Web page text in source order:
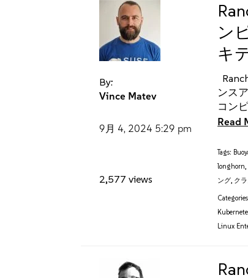
By:
Vince Matev
9月 4, 2024 5:29 pm
2,577 views
ン
キ
ンス
コン
Read
Tags:
longhorn,
ング, ク
Linux